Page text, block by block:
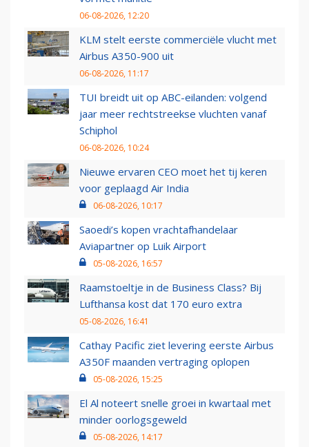
06-08-2026, 12:20
KLM stelt eerste commerciële vlucht met
Airbus A350-900 uit
06-08-2026, 11:17
TUI breidt uit op ABC-eilanden: volgend
jaar meer rechtstreekse vluchten vanaf
Schiphol
06-08-2026, 10:24
Nieuwe ervaren CEO moet het tij keren
voor geplaagd Air India
06-08-2026, 10:17
Saoedi’s kopen vrachtafhandelaar
Aviapartner op Luik Airport
05-08-2026, 16:57
Raamstoeltje in de Business Class? Bij
Lufthansa kost dat 170 euro extra
05-08-2026, 16:41
Cathay Pacific ziet levering eerste Airbus
A350F maanden vertraging oplopen
05-08-2026, 15:25
El Al noteert snelle groei in kwartaal met
minder oorlogsgeweld
05-08-2026, 14:17